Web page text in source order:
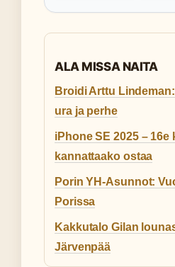
ALA MISSA NAITA
Broidi Arttu
ura ja perhe
iPhone SE 2025 – 16e
kannattaako ostaa
Porin YH-Asunnot:
Porissa
Kakkutalo Gilan
Järvenpää